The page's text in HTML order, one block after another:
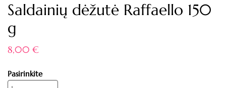
Saldainių dėžutė Raffaello 150
g
8,00 €
Pasirinkite